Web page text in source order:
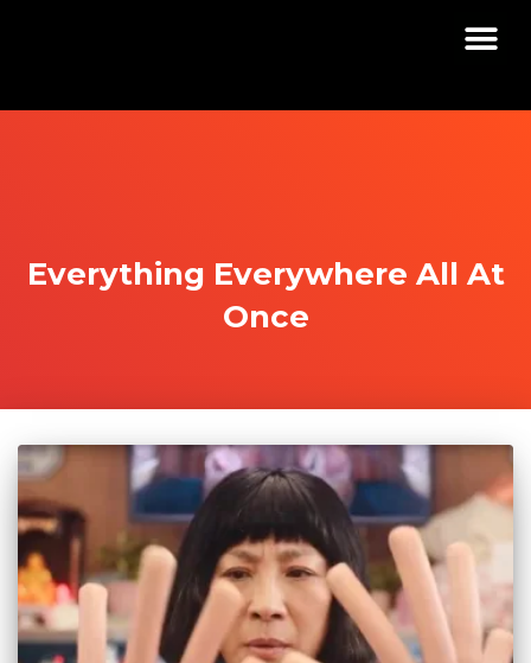
Everything Everywhere All At
Once